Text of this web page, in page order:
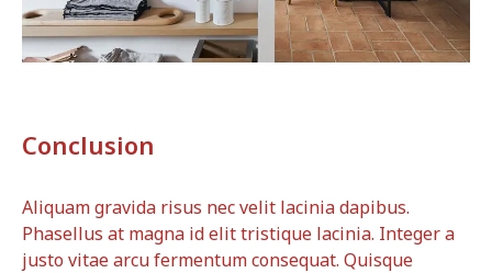
Conclusion
Aliquam gravida risus nec velit lacinia dapibus.
Phasellus at magna id elit tristique lacinia. Integer a
justo vitae arcu fermentum consequat. Quisque